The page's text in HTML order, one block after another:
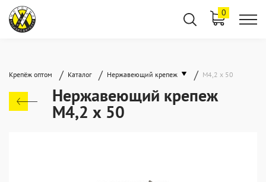
0
Крепёж оптом / Каталог / Нержавеющий крепеж / М4,2 х 50
Нержавеющий крепеж
М4,2 х 50